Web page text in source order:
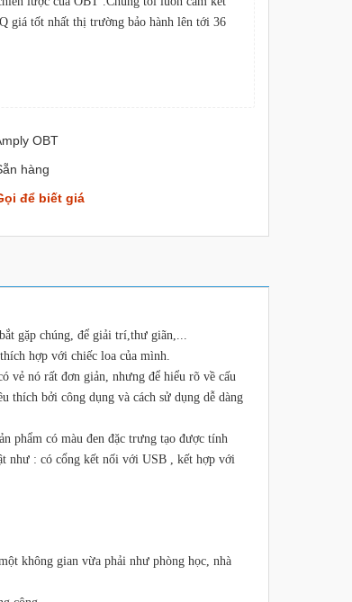
giá tốt nhất thị trường bảo hành lên tới 36
OBT
hàng
để biết giá
gặp chúng, để giải trí,thư giãn,...
hợp với chiếc loa của mình.
vẻ nó rất đơn giản, nhưng để hiểu rõ về cấu
bởi công dụng và cách sử dụng dễ dàng
phẩm có màu đen đặc trưng tạo được tính
như : có cổng kết nối với USB , kết hợp với
không gian vừa phải như phòng học, nhà